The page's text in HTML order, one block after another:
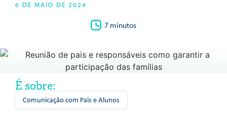
6 DE MAIO DE 2024
7 minutos
É sobre:
Comunicação com Pais e Alunos